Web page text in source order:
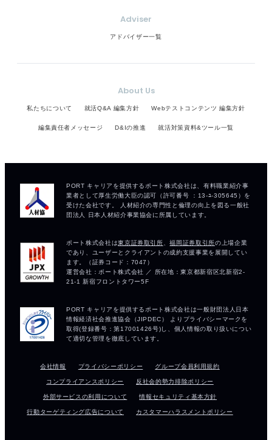
Adviser
アドバイザー一覧
About Us
私たちについて 就活Q&A 編集方針 Webテストコンテンツ 編集方針
編集責任者メッセージ D&Iの推進 就活対策資料&ツール一覧
会社情報 プライバシーポリシー グループ会員利用規約
コンプライアンスポリシー 反社会的勢力排除ポリシー
外部サービスの利用について 情報セキュリティ基本方針
行動ターゲティング広告について カスタマーハラスメントポリシー